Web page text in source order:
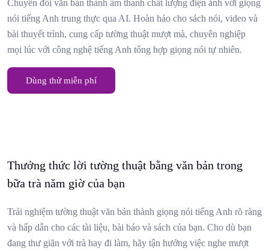
Chuyển đổi văn bản thành âm thanh chất lượng điện ảnh với giọng
nói tiếng Anh trung thực qua AI. Hoàn hảo cho sách nói, video và
bài thuyết trình, cung cấp tường thuật mượt mà, chuyên nghiệp
mọi lúc với công nghệ tiếng Anh tổng hợp giọng nói tự nhiên.
Dùng thử miễn phí
Thưởng thức lời tường thuật bằng văn bản trong
bữa trà năm giờ của bạn
Trải nghiệm tường thuật văn bản thành giọng nói tiếng Anh rõ ràng
và hấp dẫn cho các tài liệu, bài báo và sách của bạn. Cho dù bạn
đang thư giãn với trà hay đi làm, hãy tận hưởng việc nghe mượt